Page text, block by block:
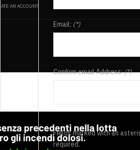
AN ACCOUNT
Email: (*)
Confirm email Address:(*)
Fields marked with an
required.